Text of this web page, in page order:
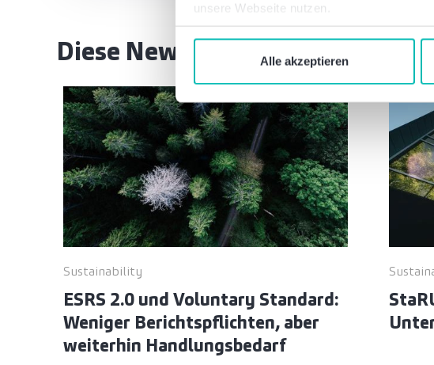
unsere Webseite nutzen.
Alle akzeptieren
Diese Newsbeiträge könnten
Sustainability
ESRS 2.0 und Voluntary Standard:
Weniger Berichtspflichten, aber
weiterhin Handlungsbedarf